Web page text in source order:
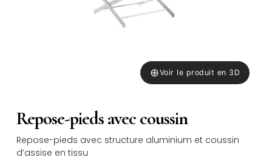
Repose-pieds avec coussin
Repose-pieds avec structure aluminium et coussin
d’assise en tissu
⊕Voir le produit en 3D